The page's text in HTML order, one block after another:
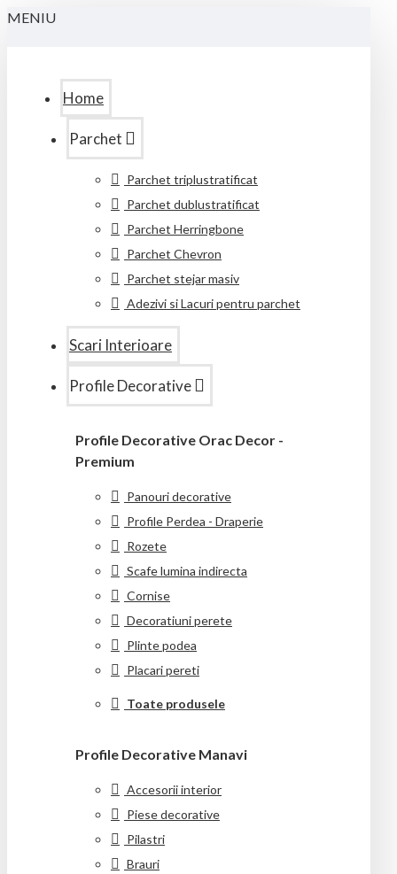
MENIU
Home
Parchet
Parchet triplustratificat
Parchet dublustratificat
Parchet Herringbone
Parchet Chevron
Parchet stejar masiv
Adezivi si Lacuri pentru parchet
Scari Interioare
Profile Decorative
Profile Decorative Orac Decor -
Premium
Panouri decorative
Profile Perdea - Draperie
Rozete
Scafe lumina indirecta
Cornise
Decoratiuni perete
Plinte podea
Placari pereti
Toate produsele
Profile Decorative Manavi
Accesorii interior
Piese decorative
Pilastri
Brauri